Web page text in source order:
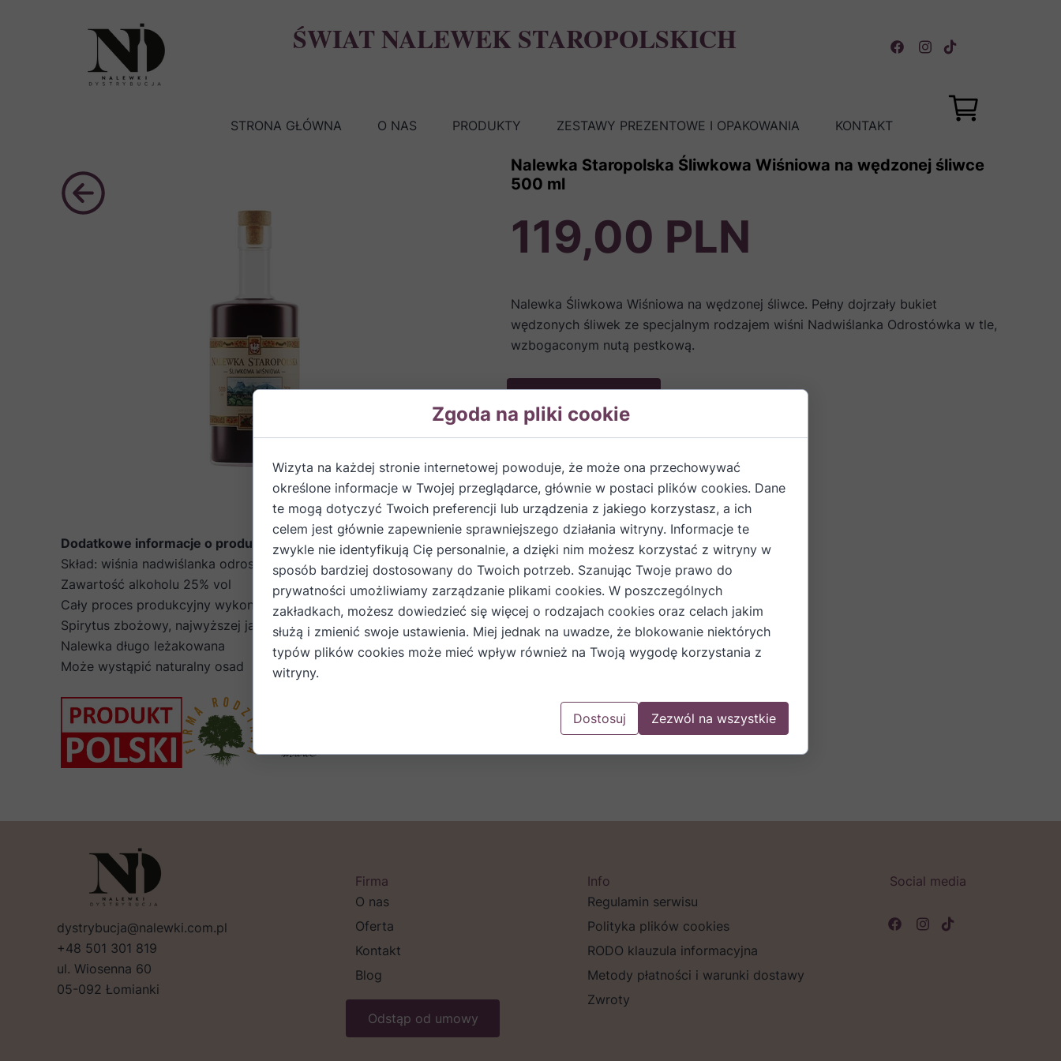
ŚWIAT NALEWEK STAROPOLSKICH
STRONA GŁÓWNA O NAS PRODUKTY ZESTAWY PREZENTOWE I OPAKOWANIA KONTAKT
Nalewka Śliwkowa Wiśniowa na wędzonej śliwce. Pełny dojrzały bukiet
wędzonych śliwek ze specjalnym rodzajem wiśni Nadwiślanka Odrostówka w tle,
wzbogaconym nutą pestkową.
119,00 PLN
Nalewka Staropolska Śliwkowa Wiśniowa na wędzonej śliwce
500 ml
Dodatkowe informacje o produkcie
Skład: wiśnia nadwiślanka odrostówka, wędzona śliwka, alkohol etylowy, cukier
Zawartość alkoholu 25% vol
Cały proces produkcyjny wykonywany jest ręcznie, w domowy sposób.
Spirytus zbożowy, najwyższej jakości
Nalewka długo leżakowana
Może wystąpić naturalny osad
Odstąp od umowy
dystrybucja@nalewki.com.pl
+48 501 301 819
ul. Wiosenna 60
05-092 Łomianki
Firma
O nas
Oferta
Kontakt
Blog
Info
Regulamin serwisu
Polityka plików cookies
RODO klauzula informacyjna
Metody płatności i warunki dostawy
Zwroty
Social media
Zgoda na pliki cookie
Wizyta na każdej stronie internetowej powoduje, że może ona przechowywać
określone informacje w Twojej przeglądarce, głównie w postaci plików cookies. Dane
te mogą dotyczyć Twoich preferencji lub urządzenia z jakiego korzystasz, a ich
celem jest głównie zapewnienie sprawniejszego działania witryny. Informacje te
zwykle nie identyfikują Cię personalnie, a dzięki nim możesz korzystać z witryny w
sposób bardziej dostosowany do Twoich potrzeb. Szanując Twoje prawo do
prywatności umożliwiamy zarządzanie plikami cookies. W poszczególnych
zakładkach, możesz dowiedzieć się więcej o rodzajach cookies oraz celach jakim
służą i zmienić swoje ustawienia. Miej jednak na uwadze, że blokowanie niektórych
typów plików cookies może mieć wpływ również na Twoją wygodę korzystania z
witryny.
Dostosuj Zezwól na wszystkie